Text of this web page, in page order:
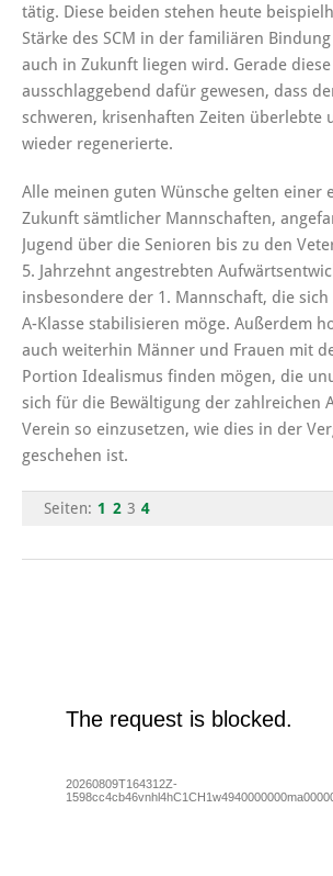
tätig. Diese beiden stehen heute
Stärke des SCM in der familiären
auch in Zukunft liegen wird. Gerade
ausschlaggebend dafür gewesen, dass
schweren, krisenhaften Zeiten überlebte
wieder regenerierte.
Alle meinen guten Wünsche gelten einer
Zukunft sämtlicher Mannschaften,
Jugend über die Senioren bis zu den
5. Jahrzehnt angestrebten
insbesondere der 1. Mannschaft, die
A-Klasse stabilisieren möge. Außerdem
auch weiterhin Männer und Frauen mit
Portion Idealismus finden mögen, die
sich für die Bewältigung der zahlreichen
Verein so einzusetzen, wie dies in der
geschehen ist.
Seiten: 1 2 3 4